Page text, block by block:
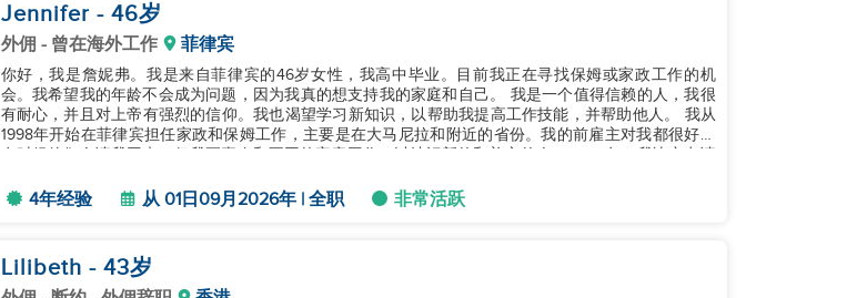
Jennifer - 46岁
外佣 - 曾在海外工作 菲律宾
你好，我是詹妮弗。我是来自菲律宾的46岁女性，我高中毕业。目前我正在寻找保姆或家政工作的机
会。我希望我的年龄不会成为问题，因为我真的想支持我的家庭和自己。 我是一个值得信赖的人，我很
有耐心，并且对上帝有强烈的信仰。我也渴望学习新知识，以帮助我提高工作技能，并帮助他人。 我从
1998年开始在菲律宾担任家政和保姆工作，主要是在大马尼拉和附近的省份。我的前雇主对我都很好。
4年经验 从 01日09月2026年 | 全职 非常活跃
Lilibeth - 43岁